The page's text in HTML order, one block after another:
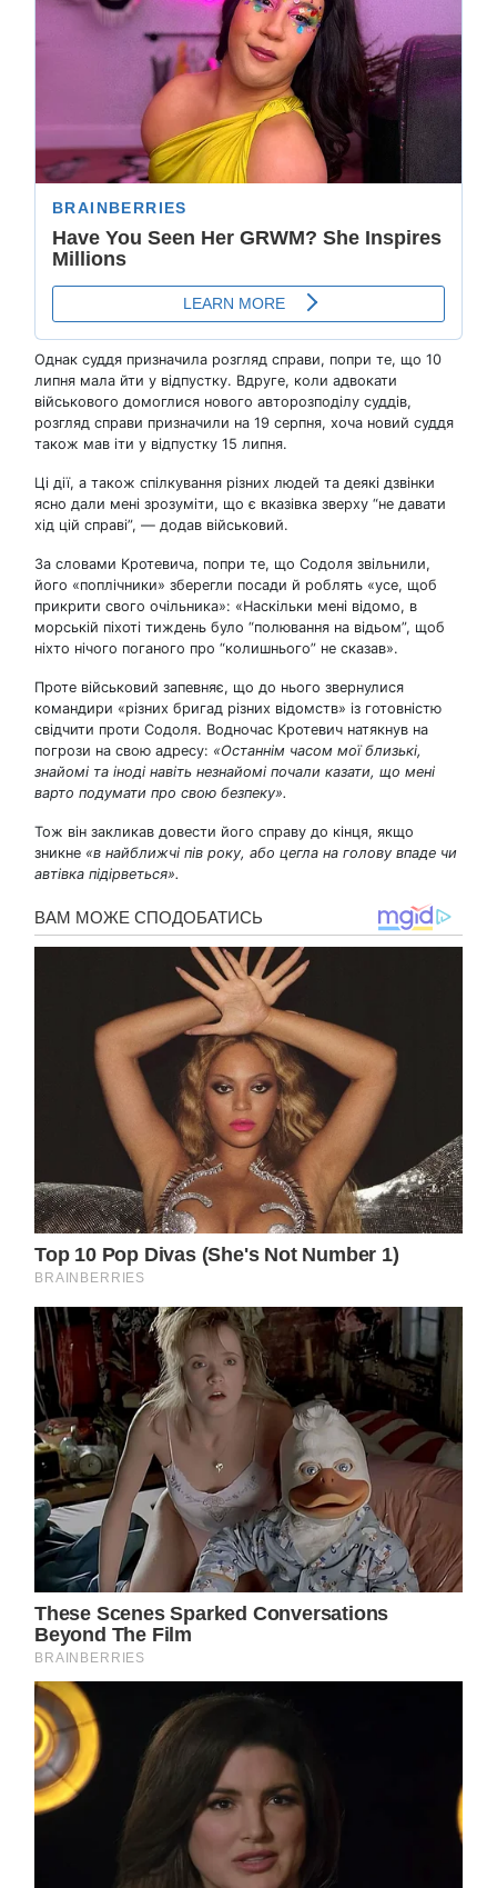
Однак суддя призначила розгляд справи, попри те, що 10
липня мала йти у відпустку. Вдруге, коли адвокати
військового домоглися нового авторозподілу суддів,
розгляд справи призначили на 19 серпня, хоча новий суддя
також мав іти у відпустку 15 липня.
Ці дії, а також спілкування різних людей та деякі дзвінки
ясно дали мені зрозуміти, що є вказівка зверху “не давати
хід цій справі”, — додав військовий.
За словами Кротевича, попри те, що Содоля звільнили,
його «поплічники» зберегли посади й роблять «усе, щоб
прикрити свого очільника»: «Наскільки мені відомо, в
морській піхоті тиждень було “полювання на відьом”, щоб
ніхто нічого поганого про “колишнього” не сказав».
Проте військовий запевняє, що до нього звернулися
командири «різних бригад різних відомств» із готовністю
свідчити проти Содоля. Водночас Кротевич натякнув на
погрози на свою адресу: «Останнім часом мої близькі,
знайомі та іноді навіть незнайомі почали казати, що мені
варто подумати про свою безпеку».
Тож він закликав довести його справу до кінця, якщо
зникне «в найближчі пів року, або цегла на голову впаде чи
автівка підірветься».